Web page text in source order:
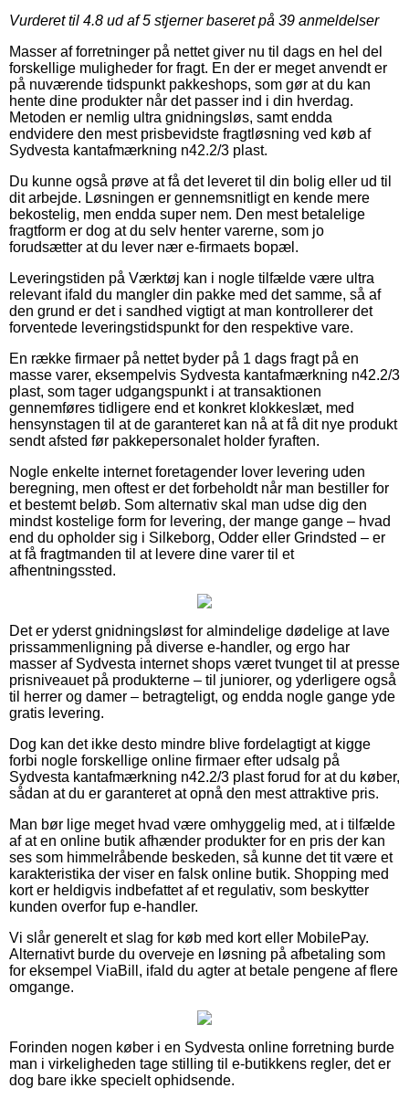
Vurderet til 4.8 ud af 5 stjerner baseret på 39 anmeldelser
Masser af forretninger på nettet giver nu til dags en hel del
forskellige muligheder for fragt. En der er meget anvendt er
på nuværende tidspunkt pakkeshops, som gør at du kan
hente dine produkter når det passer ind i din hverdag.
Metoden er nemlig ultra gnidningsløs, samt endda
endvidere den mest prisbevidste fragtløsning ved køb af
Sydvesta kantafmærkning n42.2/3 plast.
Du kunne også prøve at få det leveret til din bolig eller ud til
dit arbejde. Løsningen er gennemsnitligt en kende mere
bekostelig, men endda super nem. Den mest betalelige
fragtform er dog at du selv henter varerne, som jo
forudsætter at du lever nær e-firmaets bopæl.
Leveringstiden på Værktøj kan i nogle tilfælde være ultra
relevant ifald du mangler din pakke med det samme, så af
den grund er det i sandhed vigtigt at man kontrollerer det
forventede leveringstidspunkt for den respektive vare.
En række firmaer på nettet byder på 1 dags fragt på en
masse varer, eksempelvis Sydvesta kantafmærkning n42.2/3
plast, som tager udgangspunkt i at transaktionen
gennemføres tidligere end et konkret klokkeslæt, med
hensynstagen til at de garanteret kan nå at få dit nye produkt
sendt afsted før pakkepersonalet holder fyraften.
Nogle enkelte internet foretagender lover levering uden
beregning, men oftest er det forbeholdt når man bestiller for
et bestemt beløb. Som alternativ skal man udse dig den
mindst kostelige form for levering, der mange gange – hvad
end du opholder sig i Silkeborg, Odder eller Grindsted – er
at få fragtmanden til at levere dine varer til et
afhentningssted.
Det er yderst gnidningsløst for almindelige dødelige at lave
prissammenligning på diverse e-handler, og ergo har
masser af Sydvesta internet shops været tvunget til at presse
prisniveauet på produkterne – til juniorer, og yderligere også
til herrer og damer – betragteligt, og endda nogle gange yde
gratis levering.
Dog kan det ikke desto mindre blive fordelagtigt at kigge
forbi nogle forskellige online firmaer efter udsalg på
Sydvesta kantafmærkning n42.2/3 plast forud for at du køber,
sådan at du er garanteret at opnå den mest attraktive pris.
Man bør lige meget hvad være omhyggelig med, at i tilfælde
af at en online butik afhænder produkter for en pris der kan
ses som himmelråbende beskeden, så kunne det tit være et
karakteristika der viser en falsk online butik. Shopping med
kort er heldigvis indbefattet af et regulativ, som beskytter
kunden overfor fup e-handler.
Vi slår generelt et slag for køb med kort eller MobilePay.
Alternativt burde du overveje en løsning på afbetaling som
for eksempel ViaBill, ifald du agter at betale pengene af flere
omgange.
Forinden nogen køber i en Sydvesta online forretning burde
man i virkeligheden tage stilling til e-butikkens regler, det er
dog bare ikke specielt ophidsende.